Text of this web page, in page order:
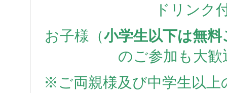
ドリンク
お子様（小学生以下は無料
のご参加も大歓
※ご両親様及び中学生以上